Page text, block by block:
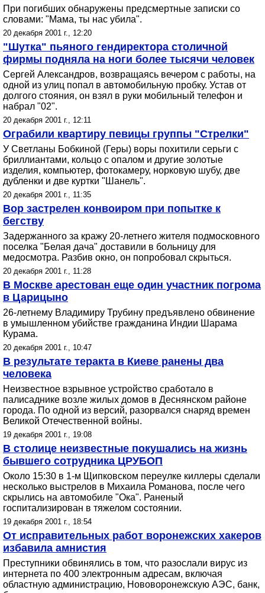
При погибших обнаружены предсмертные записки со
словами: "Мама, ты нас убила".
20 декабря 2001 г., 12:20
"Шутка" пьяного гендиректора столичной
фирмы подняла на ноги более тысячи человек
Сергей Александров, возвращаясь вечером с работы, на
одной из улиц попал в автомобильную пробку. Устав от
долгого стояния, он взял в руки мобильный телефон и
набрал "02".
20 декабря 2001 г., 12:11
Ограбили квартиру певицы группы "Стрелки"
У Светланы Бобкиной (Геры) воры похитили серьги с
бриллиантами, кольцо с опалом и другие золотые
изделия, компьютер, фотокамеру, норковую шубу, две
дубленки и две куртки "Шанель".
20 декабря 2001 г., 11:35
Вор застрелен конвоиром при попытке к
бегству
Задержанного за кражу 20-летнего жителя подмосковного
поселка "Белая дача" доставили в больницу для
медосмотра. Разбив окно, он попробовал скрыться.
20 декабря 2001 г., 11:28
В Москве арестован еще один участник погрома
в Царицыно
26-летнему Владимиру Трубину предъявлено обвинение
в умышленном убийстве гражданина Индии Шарама
Курама.
20 декабря 2001 г., 10:47
В результате теракта в Киеве ранены два
человека
Неизвестное взрывное устройство сработало в
палисаднике возле жилых домов в Деснянском районе
города. По одной из версий, разорвался снаряд времен
Великой Отечественной войны.
19 декабря 2001 г., 19:08
В столице неизвестные покушались на жизнь
бывшего сотрудника ЦРУБОП
Около 15:30 в 1-м Щипковском переулке киллеры сделали
несколько выстрелов в Михаила Романова, после чего
скрылись на автомобиле "Ока". Раненый
госпитализирован в тяжелом состоянии.
19 декабря 2001 г., 18:54
От исправительных работ воронежских хакеров
избавила амнистия
Преступники обвинялись в том, что разослали вирус из
интернета по 400 электронным адресам, включая
областную администрацию, Нововоронежскую АЭС, банк,